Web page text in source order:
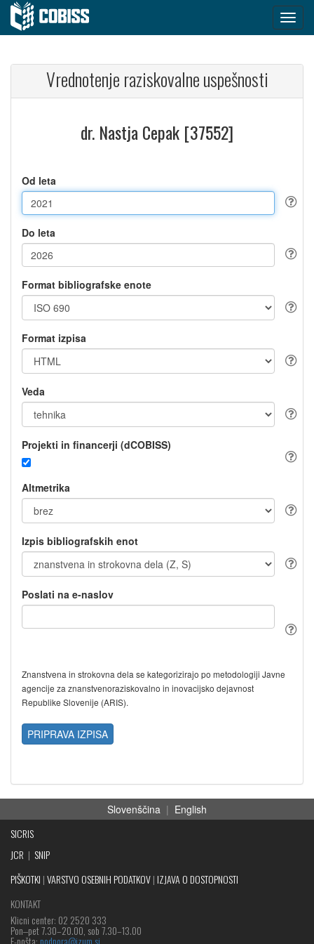
Vrednotenje raziskovalne uspešnosti
dr. Nastja Cepak [37552]
Od leta
Do leta
Format bibliografske enote
Format izpisa
Veda
Projekti in financerji (dCOBISS)
Altmetrika
Izpis bibliografskih enot
Poslati na e-naslov
Znanstvena in strokovna dela se kategorizirajo po metodologiji Javne
agencije za znanstvenoraziskovalno in inovacijsko dejavnost
Republike Slovenije (ARIS).
PRIPRAVA IZPISA
Slovenščina | English
SICRIS
JCR | SNIP
PIŠKOTKI |VARSTVO OSEBNIH PODATKOV| IZJAVA O DOSTOPNOSTI
KONTAKT
Klicni center: 02 2520 333
Pon‒pet 7.30–20.00, sob 7.30–13.00
E-pošta: podpora@izum.si